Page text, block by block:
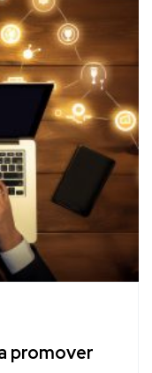
promover